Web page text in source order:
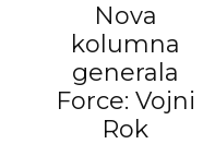
Nova
kolumna
generala
Force: Vojni
Rok